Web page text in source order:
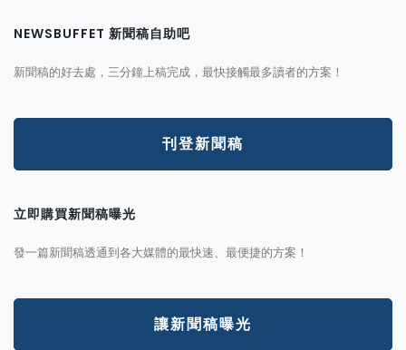
NEWSBUFFET 新聞稿自助吧
新聞稿的好去處，三分鐘上稿完成，最快接觸最多讀者的方案！
刊登新聞稿
立即購買新聞稿曝光
發一篇新聞稿透通到各大媒體的最快速、最便捷的方案！
讓新聞稿曝光